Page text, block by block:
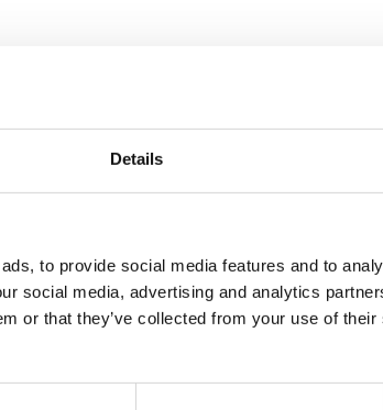
Details
to provide social media features and to
social media, advertising and analytics
or that they’ve collected from your use of
med Addovation för att ta
innovation